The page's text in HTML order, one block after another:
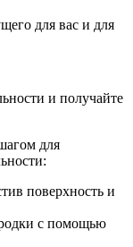
для вас и для
и получайте
для
поверхность и
с помощью